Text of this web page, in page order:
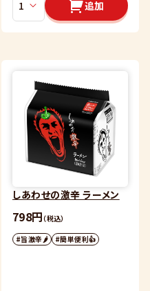
追加
しあわせの激辛 ラーメン
798円（税込）
#旨激辛🌶
#簡単便利👍